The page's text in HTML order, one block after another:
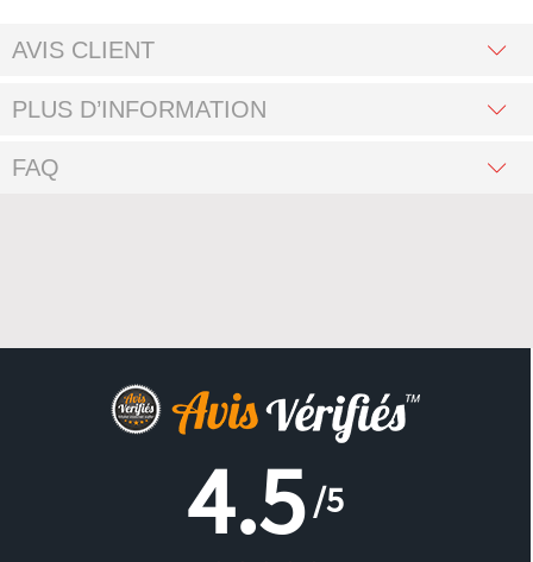
AVIS CLIENT
PLUS D’INFORMATION
FAQ
4.5/5